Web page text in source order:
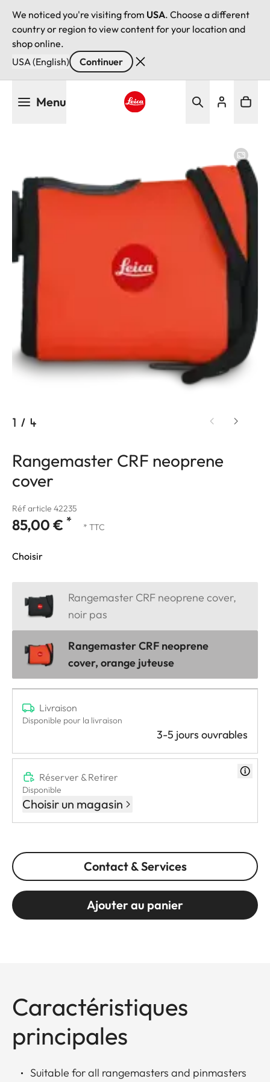
We noticed you're visiting from USA. Choose a different
country or region to view content for your location and
shop online.
USA (English)
Continuer
Menu
1 / 4
Rangemaster CRF neoprene
cover
Réf article 42235
85,00 € * * TTC
Choisir
Rangemaster CRF neoprene cover,
noir pas
Rangemaster CRF neoprene
cover, orange juteuse
Livraison
Disponible pour la livraison
3-5 jours ouvrables
Réserver & Retirer
Disponible
Choisir un magasin
Contact & Services
Ajouter au panier
Caractéristiques
principales
Suitable for all rangemasters and pinmasters